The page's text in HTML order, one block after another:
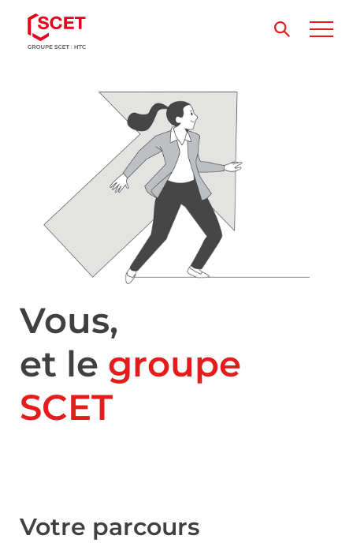
Vous,
et le groupe
SCET
Votre parcours